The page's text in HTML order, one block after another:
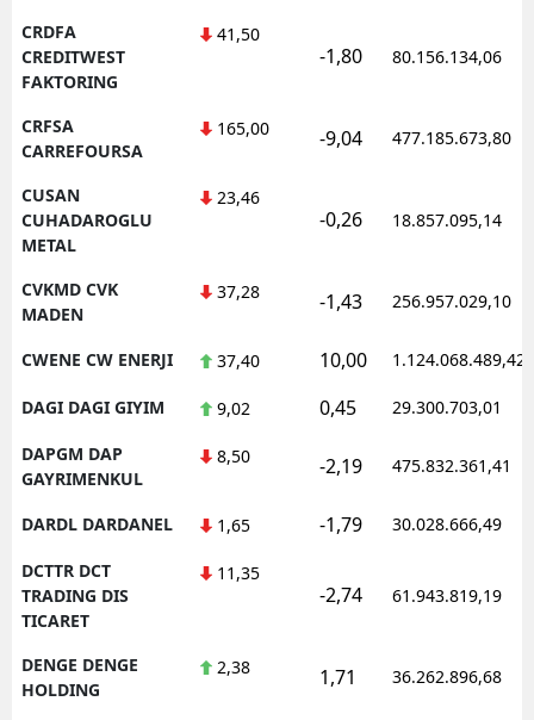
CRDFA
CREDITWEST
FAKTORING
41,50
-1,80 80.156.134,06
CRFSA
CARREFOURSA
165,00 -9,04 477.185.673,80
CUSAN
CUHADAROGLU
METAL
23,46
-0,26 18.857.095,14
CVKMD CVK
MADEN
37,28 -1,43 256.957.029,10
CWENE CW ENERJI 37,40 10,00 1.124.068.489,42
DAGI DAGI GIYIM 9,02 0,45 29.300.703,01
DAPGM DAP
GAYRIMENKUL
8,50 -2,19 475.832.361,41
DARDL DARDANEL 1,65 -1,79 30.028.666,49
DCTTR DCT
TRADING DIS
TICARET
11,35
-2,74 61.943.819,19
DENGE DENGE
HOLDING
2,38 1,71 36.262.896,68